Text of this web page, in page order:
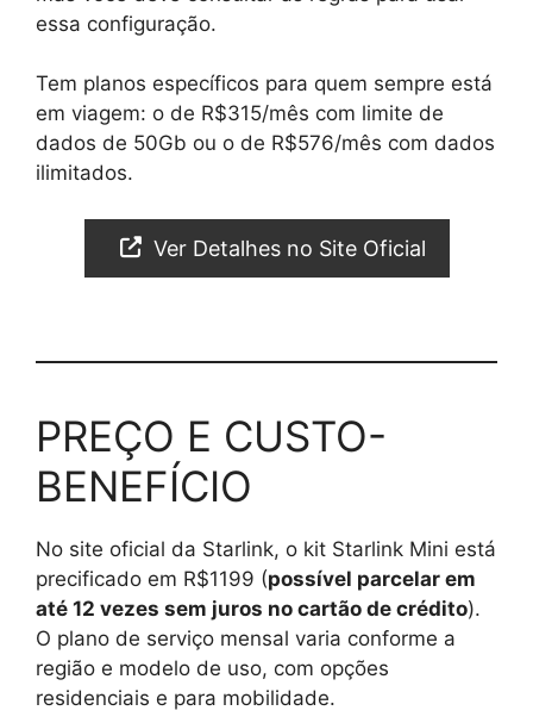
essa configuração.
Tem planos específicos para quem sempre está
em viagem: o de R$315/mês com limite de
dados de 50Gb ou o de R$576/mês com dados
ilimitados.
Ver Detalhes no Site Oficial
PREÇO E CUSTO-
BENEFÍCIO
No site oficial da Starlink, o kit Starlink Mini está
precificado em R$1199 (possível parcelar em
até 12 vezes sem juros no cartão de crédito).
O plano de serviço mensal varia conforme a
região e modelo de uso, com opções
residenciais e para mobilidade.